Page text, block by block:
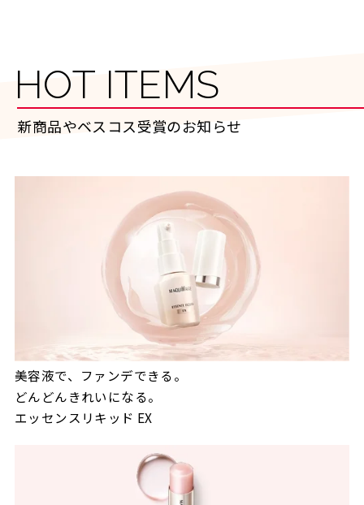
HOT ITEMS
新商品やベスコス受賞のお知らせ
美容液で、ファンデできる。
どんどんきれいになる。
エッセンスリキッド EX